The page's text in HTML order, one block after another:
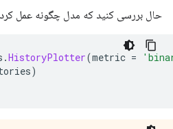
حال بررسی کنید که مدل چگونه عمل
.HistoryPlotter(metric =
)